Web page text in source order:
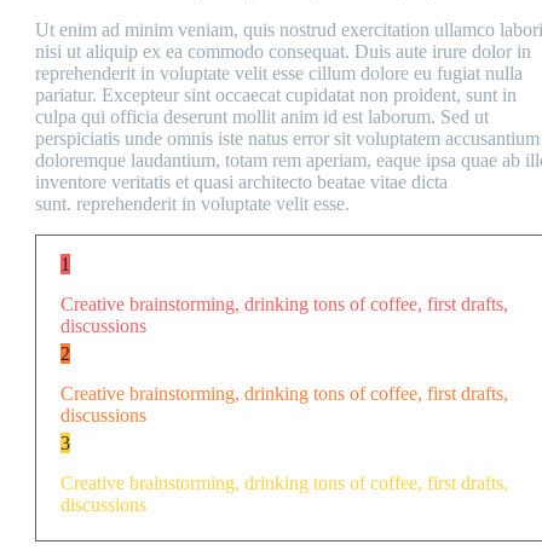
Ut enim ad minim veniam, quis nostrud exercitation ullamco
nisi ut aliquip ex ea commodo consequat. Duis aute irure dolor in
reprehenderit in voluptate velit esse cillum dolore eu fugiat nulla
pariatur. Excepteur sint occaecat cupidatat non proident, sunt in
culpa qui officia deserunt mollit anim id est laborum. Sed ut
perspiciatis unde omnis iste natus error sit voluptatem accusantium
doloremque laudantium, totam rem aperiam, eaque ipsa quae ab
inventore veritatis et quasi architecto beatae vitae dicta
sunt. reprehenderit in voluptate velit esse.
1
Creative brainstorming, drinking tons of coffee, first drafts,
discussions
2
Creative brainstorming, drinking tons of coffee, first drafts,
discussions
3
Creative brainstorming, drinking tons of coffee, first drafts,
discussions